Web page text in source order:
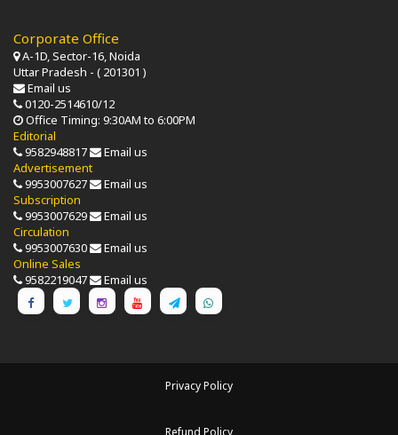
Corporate Office
A-1D, Sector-16, Noida
Uttar Pradesh - ( 201301 )
Email us
0120-2514610/12
Office Timing: 9:30AM to 6:00PM
Editorial
9582948817
Email us
Advertisement
9953007627
Email us
Subscription
9953007629
Email us
Circulation
9953007630
Email us
Online Sales
9582219047
Email us
Privacy Policy
Refund Policy